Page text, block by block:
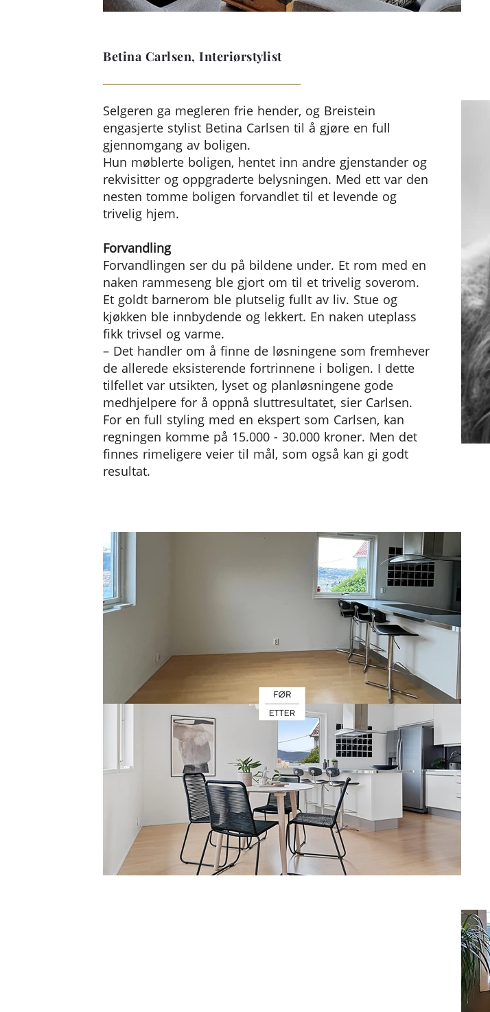
Betina Carlsen, Interiørstylist
Selgeren ga megleren frie hender, og Breistein
engasjerte stylist Betina Carlsen til å gjøre en full
gjennomgang av boligen.
Hun møblerte boligen, hentet inn andre gjenstander og
rekvisitter og oppgraderte belysningen. Med ett var den
nesten tomme boligen forvandlet til et levende og
trivelig hjem.
Forvandling
Forvandlingen ser du på bildene under. Et rom med en
naken rammeseng ble gjort om til et trivelig soverom.
Et goldt barnerom ble plutselig fullt av liv. Stue og
kjøkken ble innbydende og lekkert. En naken uteplass
fikk trivsel og varme.
– Det handler om å finne de løsningene som fremhever
de allerede eksisterende fortrinnene i boligen. I dette
tilfellet var utsikten, lyset og planløsningene gode
medhjelpere for å oppnå sluttresultatet, sier Carlsen.
For en full styling med en ekspert som Carlsen, kan
regningen komme på 15.000 - 30.000 kroner. Men det
finnes rimeligere veier til mål, som også kan gi godt
resultat.